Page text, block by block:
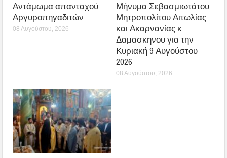
Αντάμωμα απανταχού
Αργυροπηγαδιτών
08 Αυγούστου, 2026
Μήνυμα Σεβασμιωτάτου
Μητροπολίτου Αιτωλίας
και Ακαρνανίας κ
Δαμασκηνου για την
Κυριακή 9 Αυγούστου
2026
08 Αυγούστου, 2026